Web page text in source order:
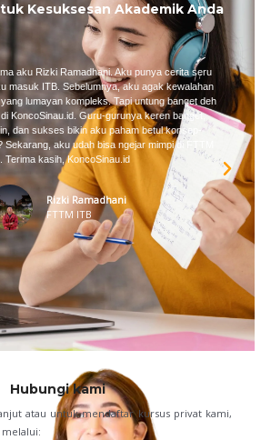
Kesuksesan Akademik Anda
aku Rizki Ramadhani. Aku punya cerita seru
masuk ITB. Sebelumnya, aku agak kewalahan
lumayan kompleks. Tapi untung banget deh
KoncoSinau.id. Guru-gurunya keren banget,
dan sukses bikin aku paham betul konsep-
aku udah bisa ngejar mimpi di FTTM
Terima kasih, KoncoSinau.id
Rizki Ramadhani
FTTM ITB
Hubungi kami
atau untuk mendaftar kursus privat kami,
melalui: